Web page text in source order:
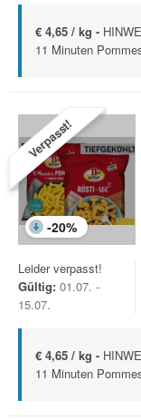
€ 4,65 / kg -
11 Minuten
Verpasst!
-20%
Leider verpasst!
Gültig: 01.07. -
15.07.
€ 4,65 / kg -
11 Minuten